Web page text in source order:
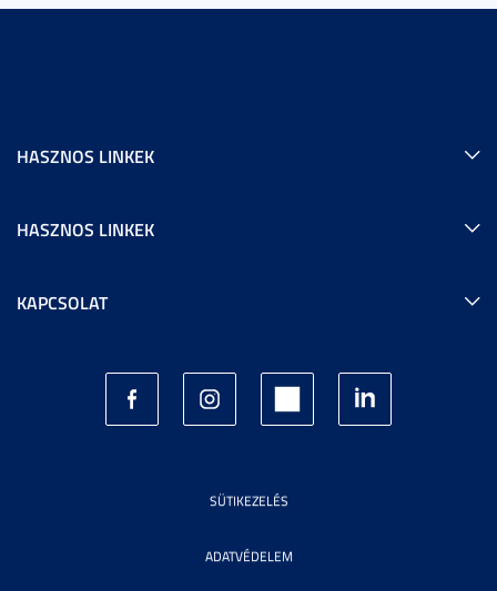
HASZNOS LINKEK
HASZNOS LINKEK
KAPCSOLAT
SÜTIKEZELÉS
ADATVÉDELEM